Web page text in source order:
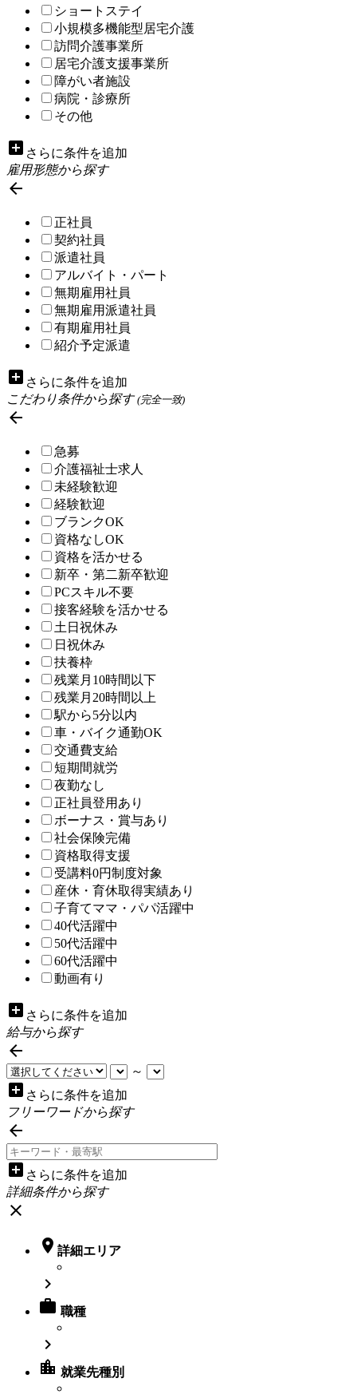
ショートステイ
小規模多機能型居宅介護
訪問介護事業所
居宅介護支援事業所
障がい者施設
病院・診療所
その他
add_box さらに条件を追加
雇用形態から探す

正社員
契約社員
派遣社員
アルバイト・パート
無期雇用社員
無期雇用派遣社員
有期雇用社員
紹介予定派遣
add_box さらに条件を追加
こだわり条件から探す(完全一致)

急募
介護福祉士求人
未経験歓迎
経験歓迎
ブランクOK
資格なしOK
資格を活かせる
新卒・第二新卒歓迎
PCスキル不要
接客経験を活かせる
土日祝休み
日祝休み
扶養枠
残業月10時間以下
残業月20時間以上
駅から5分以内
車・バイク通勤OK
交通費支給
短期間就労
夜勤なし
正社員登用あり
ボーナス・賞与あり
社会保険完備
資格取得支援
受講料0円制度対象
産休・育休取得実績あり
子育てママ・パパ活躍中
40代活躍中
50代活躍中
60代活躍中
動画有り
add_box さらに条件を追加
給与から探す

～
add_box さらに条件を追加
フリーワードから探す

add_box さらに条件を追加
詳細条件から探す
close
 詳細エリア

 職種

location_city 就業先種別